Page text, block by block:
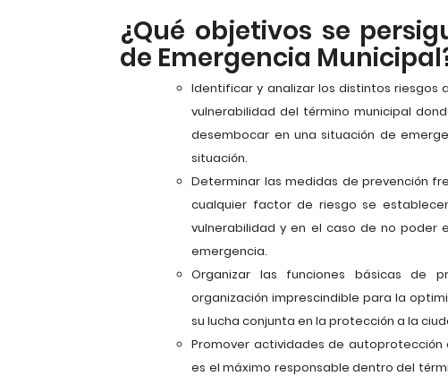
¿Qué objetivos se
de Emergencia
Identificar y analizar los distintos riesgos
vulnerabilidad del término municipal
desembocar en una situación de
situación.
Determinar las medidas de prevención
cualquier factor de riesgo se
vulnerabilidad y en el caso de no poder
emergencia.
Organizar las funciones básicas de
organización imprescindible para la
su lucha conjunta en la protección a la
Promover actividades de
es el máximo responsable dentro del